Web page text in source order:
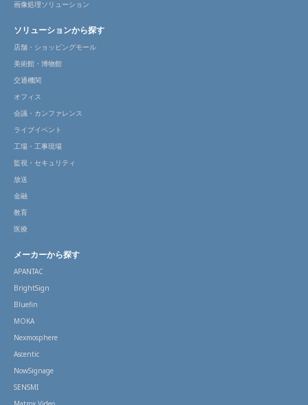
画像処理ソリューション
ソリューションから探す
店舗・ショッピングモール
美術館・博物館
交通機関
オフィス
会議・カンファレンス
ライブイベント
工場・工事現場
監視・セキュリティ
放送
金融
教育
医療
メーカーから探す
APANTAC
BrightSign
Bluefin
MOKA
Nexmosphere
Ascentic
NowSignage
SENSMI